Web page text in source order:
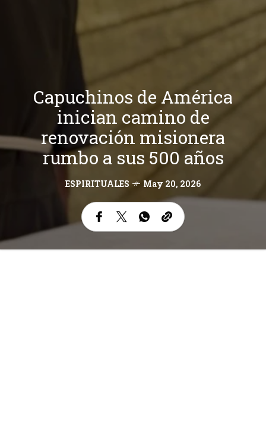
Capuchinos de América
inician camino de
renovación misionera
rumbo a sus 500 años
ESPIRITUALES May 20, 2026